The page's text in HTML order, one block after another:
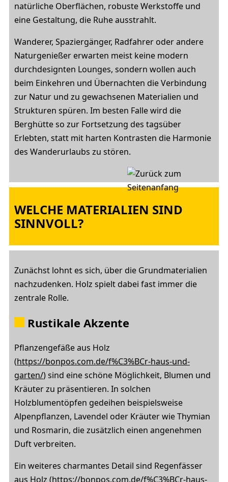
natürliche Oberflächen, robuste Werkstoffe und
eine Gestaltung, die Ruhe ausstrahlt.
Wanderer, Spaziergänger, Radfahrer oder andere
Naturgenießer erwarten meist keine modern
durchdesignten Lounges, sondern wollen auch
beim Einkehren und Übernachten die Verbindung
zur Natur und zu gewachsenen Materialien und
Strukturen spüren. Im besten Falle wird die
Berghütte so zur Fortsetzung des tagsüber
Erlebten, statt mit harten Kontrasten die Harmonie
des Wanderurlaubs zu stören.
WELCHE MATERIALIEN SIND
SINNVOLL?
Zunächst lohnt es sich, über die Grundmaterialien
nachzudenken. Holz spielt dabei fast immer die
zentrale Rolle.
Rustikale Akzente
Pflanzengefäße aus Holz
(https://bonpos.com.de/f%C3%BCr-haus-und-
garten/) sind eine schöne Möglichkeit, Blumen und
Kräuter zu präsentieren. In solchen
Holzblumentöpfen gedeihen beispielsweise
Alpenpflanzen, Lavendel oder Kräuter wie Thymian
und Rosmarin, die zusätzlich einen angenehmen
Duft verbreiten.
Ein weiteres charmantes Detail sind Regenfässer
aus Holz (https://bonpos.com.de/f%C3%BCr-haus-